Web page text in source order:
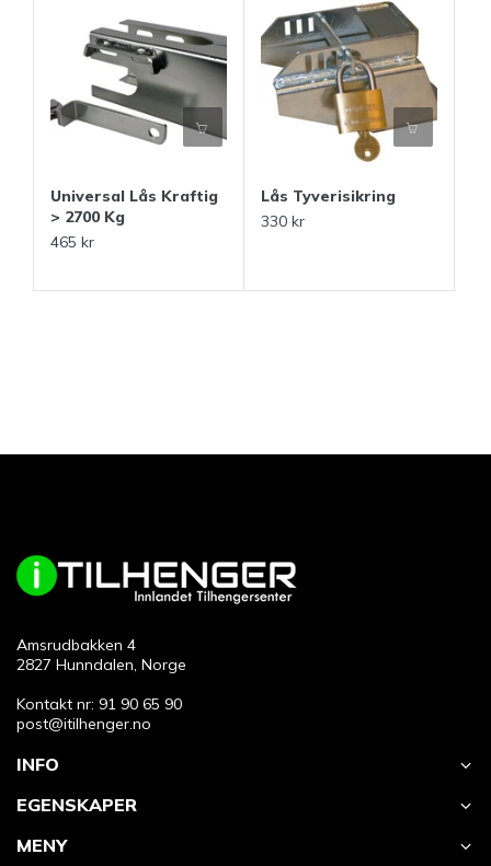
Universal Lås Kraftig
> 2700 Kg
465 kr
Lås Tyverisikring
330 kr
Amsrudbakken 4
2827 Hunndalen, Norge
Kontakt nr: 91 90 65 90
post@itilhenger.no
INFO
EGENSKAPER
MENY